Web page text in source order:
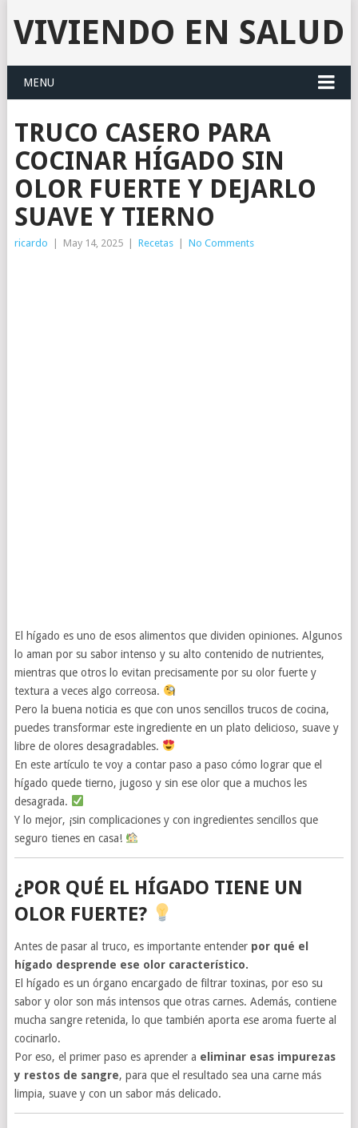
VIVIENDO EN SALUD
MENU
TRUCO CASERO PARA
COCINAR HÍGADO SIN
OLOR FUERTE Y DEJARLO
SUAVE Y TIERNO
ricardo May 14, 2025 Recetas No Comments
El hígado es uno de esos alimentos que dividen opiniones. Algunos
lo aman por su sabor intenso y su alto contenido de nutrientes,
mientras que otros lo evitan precisamente por su olor fuerte y
textura a veces algo correosa.
Pero la buena noticia es que con unos sencillos trucos de cocina,
puedes transformar este ingrediente en un plato delicioso, suave y
libre de olores desagradables.
En este artículo te voy a contar paso a paso cómo lograr que el
hígado quede tierno, jugoso y sin ese olor que a muchos les
desagrada.
Y lo mejor, ¡sin complicaciones y con ingredientes sencillos que
seguro tienes en casa!
¿POR QUÉ EL HÍGADO TIENE UN
OLOR FUERTE?
Antes de pasar al truco, es importante entender por qué el
hígado desprende ese olor característico.
El hígado es un órgano encargado de filtrar toxinas, por eso su
sabor y olor son más intensos que otras carnes. Además, contiene
mucha sangre retenida, lo que también aporta ese aroma fuerte al
cocinarlo.
Por eso, el primer paso es aprender a eliminar esas impurezas
y restos de sangre, para que el resultado sea una carne más
limpia, suave y con un sabor más delicado.